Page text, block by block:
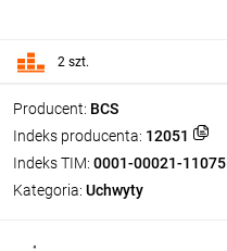
Producent: BCS
Indeks producenta: 12051
Indeks TIM: 0001-00021-11075
Kategoria: Uchwyty
2 szt.